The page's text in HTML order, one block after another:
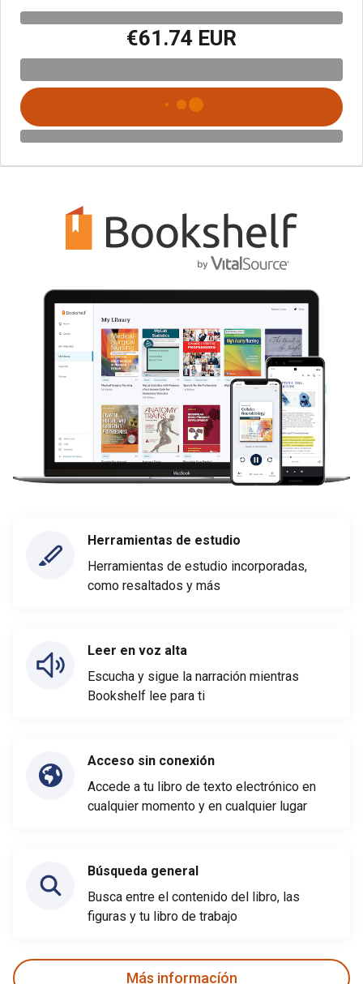
€61.74 EUR
Herramientas de estudio
Herramientas de estudio incorporadas,
como resaltados y más
Leer en voz alta
Escucha y sigue la narración mientras
Bookshelf lee para ti
Acceso sin conexión
Accede a tu libro de texto electrónico en
cualquier momento y en cualquier lugar
Búsqueda general
Busca entre el contenido del libro, las
figuras y tu libro de trabajo
Más informacíón